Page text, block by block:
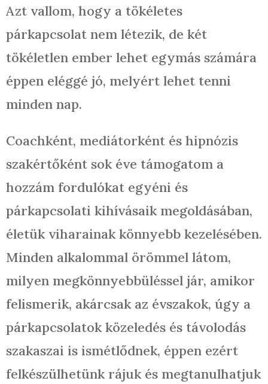
Azt vallom, hogy a tökéletes
párkapcsolat nem létezik, de két
tökéletlen ember lehet egymás számára
éppen eléggé jó, melyért lehet tenni
minden nap.
Coachként, mediátorként és hipnózis
szakértőként sok éve támogatom a
hozzám fordulókat egyéni és
párkapcsolati kihívásaik megoldásában,
életük viharainak könnyebb kezelésében.
Minden alkalommal örömmel látom,
milyen megkönnyebbüléssel jár, amikor
felismerik, akárcsak az évszakok, úgy a
párkapcsolatok közeledés és távolodás
szakaszai is ismétlődnek, éppen ezért
felkészülhetünk rájuk és megtanulhatjuk